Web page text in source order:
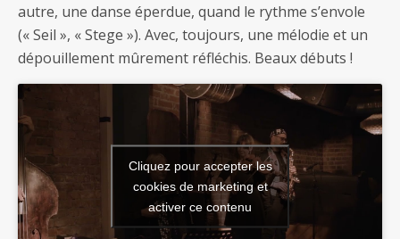
autre, une danse éperdue, quand le rythme s’envole
(« Seil », « Stege »). Avec, toujours, une mélodie et un
dépouillement mûrement réfléchis. Beaux débuts !
Cliquez pour accepter les
cookies de marketing et
activer ce contenu